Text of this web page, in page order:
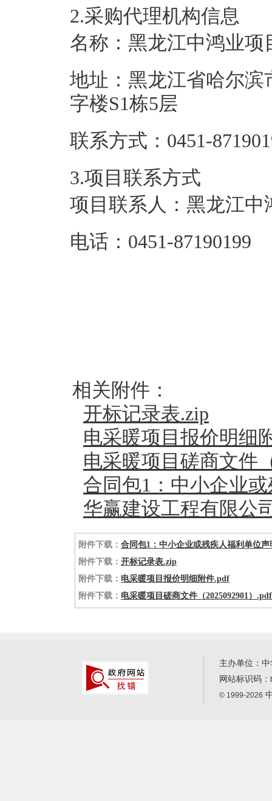
2.采购代理机构信息
名称： 黑龙江中鸿业项
地址： 黑龙江省哈尔滨
字楼S1栋5层
联系方式： 0451-
3.项目联系方式
项目联系人： 黑龙江中
电话： 0451-87190199
相关附件：
开标记录表.zip
电采暖项目报价明细
电采暖项目磋商文件
合同包1：中小企业
华赢建设工程有限公
附件下载： 合同包1：中小企业或残疾人福利单位
附件下载： 开标记录表.zip
附件下载： 电采暖项目报价明细附件.pdf
附件下载： 电采暖项目磋商文件（2025092901）.pdf
主办单位：
网站标识码：
© 1999-2026